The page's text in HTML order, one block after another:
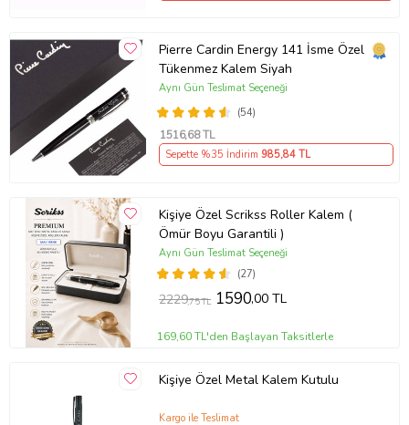
Pierre Cardin Energy 141 İsme Özel
Tükenmez Kalem Siyah
(54)
Aynı Gün Teslimat Seçeneği
1516,68 TL
Sepette %35 İndirim 985,84 TL
Kişiye Özel Scrikss Roller Kalem (
Ömür Boyu Garantili )
(27)
Aynı Gün Teslimat Seçeneği
2229,75 TL 1590,00 TL
169,60 TL'den Başlayan Taksitlerle
Kişiye Özel Metal Kalem Kutulu
Kargo ile Teslimat